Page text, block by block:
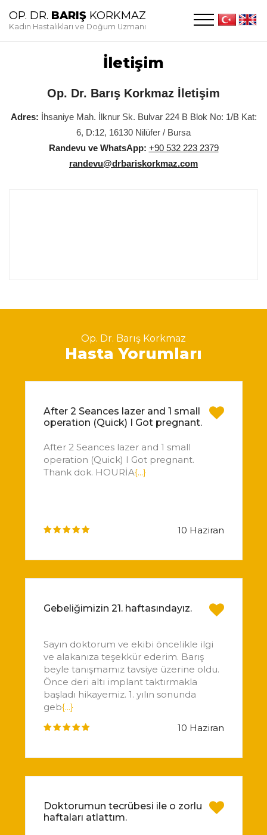
OP. DR. BARIŞ KORKMAZ
Kadın Hastalıkları ve Doğum Uzmanı
İletişim
Op. Dr. Barış Korkmaz İletişim
Adres: İhsaniye Mah. İlknur Sk. Bulvar 224 B Blok No: 1/B Kat:
6, D:12, 16130 Nilüfer / Bursa
Randevu ve WhatsApp: +90 532 223 2379
randevu@drbariskorkmaz.com
Op. Dr. Barış Korkmaz
Hasta Yorumları
After 2 Seances lazer and 1 small
operation (Quick) I Got pregnant.
After 2 Seances lazer and 1 small
operation (Quick) I Got pregnant.
Thank dok. HOURİA{...}
10 Haziran
Gebeliğimizin 21. haftasındayız.
Sayın doktorum ve ekibi öncelikle ilgi
ve alakanıza teşekkür ederim. Barış
beyle tanışmamız tavsiye üzerine oldu.
Önce deri altı implant taktırmakla
başladı hikayemiz. 1. yılın sonunda
geb{...}
10 Haziran
Doktorumun tecrübesi ile o zorlu
haftaları atlattım.